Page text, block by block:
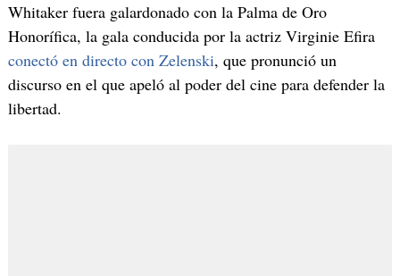
Whitaker fuera galardonado con la Palma de Oro
Honorífica, la gala conducida por la actriz Virginie Efira
conectó en directo con Zelenski​, que pronunció un
discurso en el que apeló al poder del cine para defender la
libertad.